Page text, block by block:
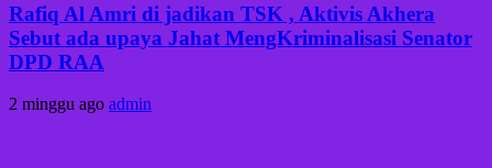
Rafiq Al Amri di jadikan TSK , Aktivis Akhera
Sebut ada upaya Jahat MengKriminalisasi Senator
DPD RAA
2 minggu ago admin